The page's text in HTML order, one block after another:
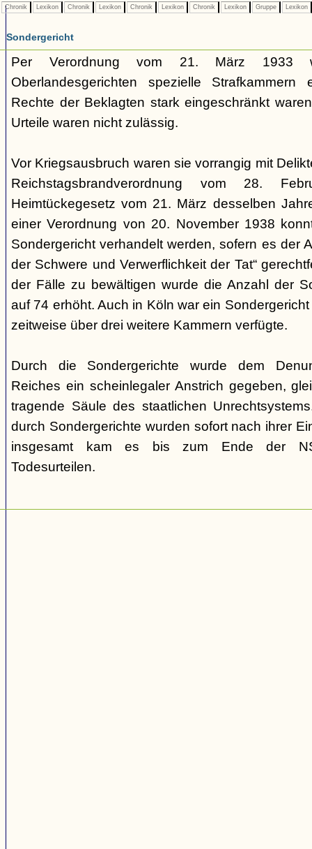
Chronik Lexikon Chronik Lexikon Chronik Lexikon Chronik Lexikon Gruppe Lexikon
Sondergericht
Per Verordnung vom 21. März 1933
Oberlandesgerichten spezielle
Rechte der Beklagten stark eingeschränkt
Urteile waren nicht zulässig.
Vor Kriegsausbruch waren sie vorrangig mit
Reichstagsbrandverordnung vom 28.
Heimtückegesetz vom 21. März desselben
einer Verordnung von 20. November 1938
Sondergericht verhandelt werden, sofern es der
der Schwere und Verwerflichkeit der Tat“
der Fälle zu bewältigen wurde die Anzahl der
auf 74 erhöht. Auch in Köln war ein
zeitweise über drei weitere Kammern verfügte.
Durch die Sondergerichte wurde dem
Reiches ein scheinlegaler Anstrich gegeben,
tragende Säule des staatlichen
durch Sondergerichte wurden sofort nach ihrer
insgesamt kam es bis zum Ende der
Todesurteilen.